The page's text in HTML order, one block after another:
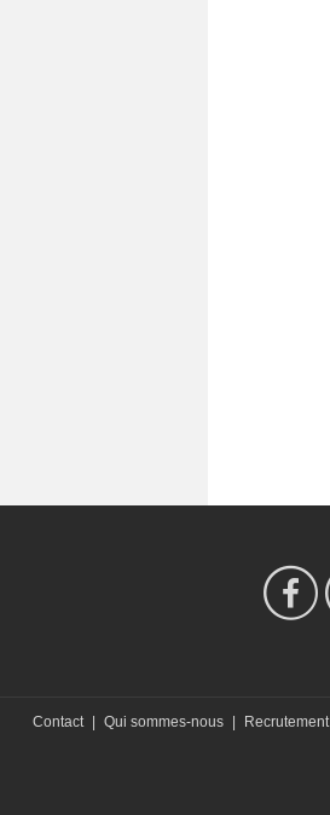
Contact Qui sommes-nous Recrutement